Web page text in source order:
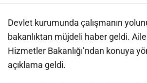
Devlet kurumunda çalışmanın
bakanlıktan müjdeli haber geldi. Aile
Hizmetler Bakanlığı’ndan konuya
açıklama geldi.